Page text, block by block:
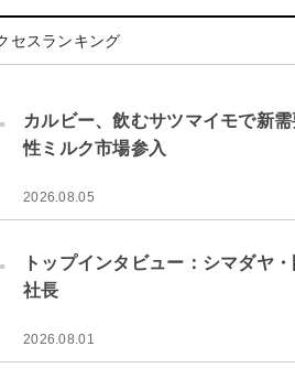
セスランキング
カルビー、飲むサツマイモで新
性ミルク市場参入
2026.08.05
トップインタビュー：シマダヤ
社長
2026.08.01